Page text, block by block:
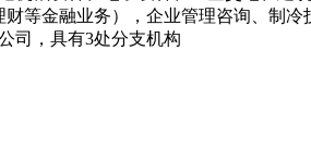
等金融业务），企业管理咨询、制冷
司，具有3处分支机构